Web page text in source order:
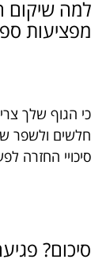
למה שיקום
מפציעות
כי הגוף שלך
חלשים ולשפר
סיכויי החזרה
סיכום?